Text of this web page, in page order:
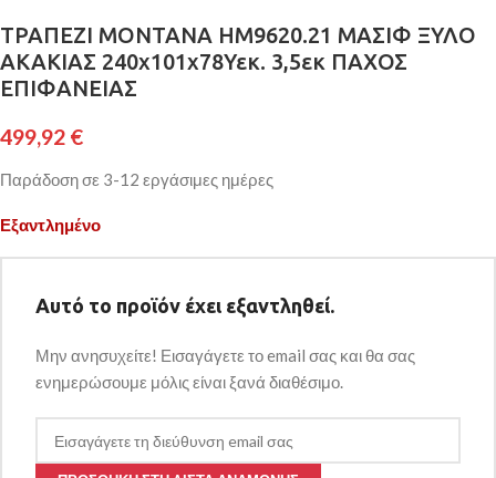
ΤΡΑΠΕΖΙ MONTANA HM9620.21 ΜΑΣΙΦ ΞΥΛΟ
ΑΚΑΚΙΑΣ 240x101x78Υεκ. 3,5εκ ΠΑΧΟΣ
ΕΠΙΦΑΝΕΙΑΣ
499,92 €
Παράδοση σε 3-12 εργάσιμες ημέρες
Εξαντλημένο
Αυτό το προϊόν έχει εξαντληθεί.
Μην ανησυχείτε! Εισαγάγετε το email σας και θα σας
ενημερώσουμε μόλις είναι ξανά διαθέσιμο.